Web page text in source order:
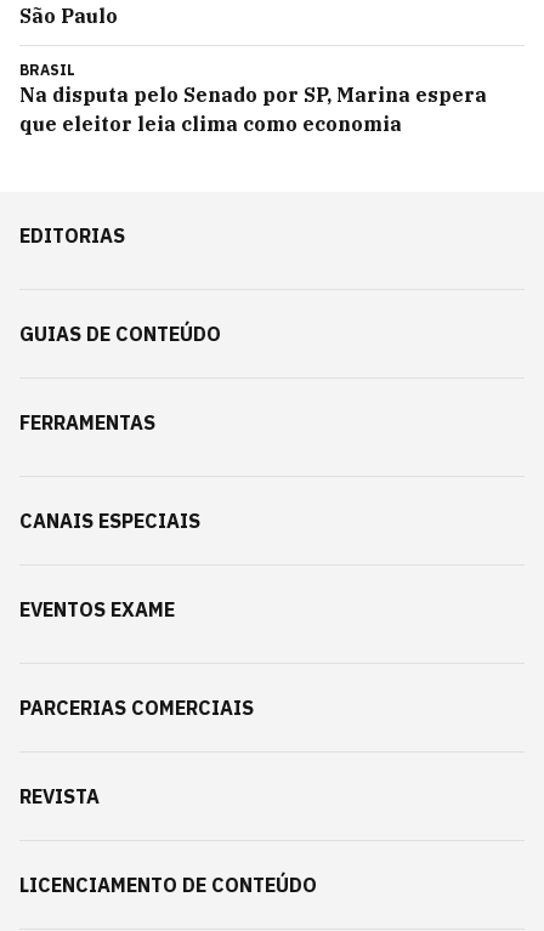
São Paulo
BRASIL
Na disputa pelo Senado por SP, Marina espera
que eleitor leia clima como economia
EDITORIAS
GUIAS DE CONTEÚDO
FERRAMENTAS
CANAIS ESPECIAIS
EVENTOS EXAME
PARCERIAS COMERCIAIS
REVISTA
LICENCIAMENTO DE CONTEÚDO